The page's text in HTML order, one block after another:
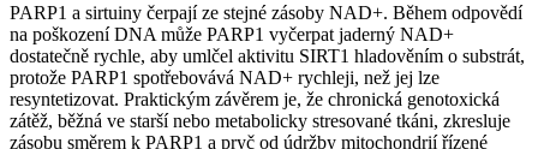
PARP1 a sirtuiny čerpají ze stejné zásoby NAD+. Během odpovědí
na poškození DNA může PARP1 vyčerpat jaderný NAD+
dostatečně rychle, aby umlčel aktivitu SIRT1 hladověním o substrát,
protože PARP1 spotřebovává NAD+ rychleji, než jej lze
resyntetizovat. Praktickým závěrem je, že chronická genotoxická
zátěž, běžná ve starší nebo metabolicky stresované tkáni, zkresluje
zásobu směrem k PARP1 a pryč od údržby mitochondrií řízené